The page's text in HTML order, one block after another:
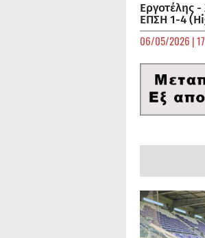
Εργοτέλης
ΕΠΣΗ 1-4
06/05/2026 |